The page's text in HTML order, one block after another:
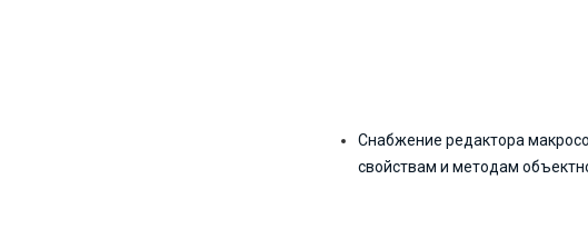
Снабжение редактора
свойствам и методам